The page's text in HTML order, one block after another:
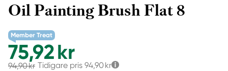
Oil Painting Brush Flat 8
Member Treat
75,92 kr
94,90 kr Tidigare pris 94,90 kr